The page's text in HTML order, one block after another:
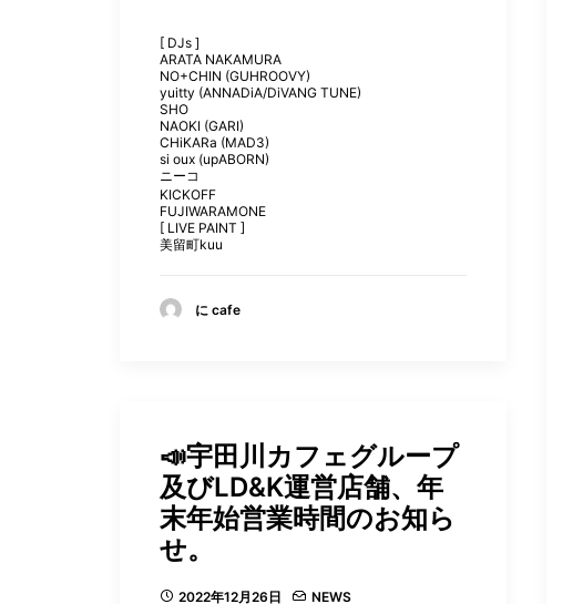
[ DJs ]
ARATA NAKAMURA
NO+CHIN (GUHROOVY)
yuitty (ANNADiA/DiVANG TUNE)
SHO
NAOKI (GARI)
CHiKARa (MAD3)
si oux (upABORN)
ニーコ
KICKOFF
FUJIWARAMONE
[ LIVE PAINT ]
美留町kuu
に cafe
📣宇田川カフェグループ
及びLD&K運営店舗、年
末年始営業時間のお知ら
せ。
2022年12月26日 NEWS